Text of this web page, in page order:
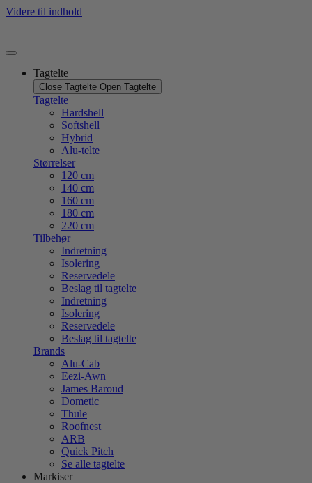
Videre til indhold
Tagtelte
Close Tagtelte Open Tagtelte
Tagtelte
Hardshell
Softshell
Hybrid
Alu-telte
Størrelser
120 cm
140 cm
160 cm
180 cm
220 cm
Tilbehør
Indretning
Isolering
Reservedele
Beslag til tagtelte
Indretning
Isolering
Reservedele
Beslag til tagtelte
Brands
Alu-Cab
Eezi-Awn
James Baroud
Dometic
Thule
Roofnest
ARB
Quick Pitch
Se alle tagtelte
Markiser